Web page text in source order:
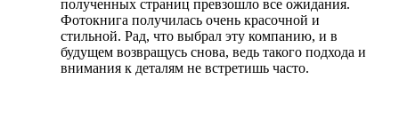
полученных страниц превзошло все ожидания.
Фотокнига получилась очень красочной и
стильной. Рад, что выбрал эту компанию, и в
будущем возвращусь снова, ведь такого подхода и
внимания к деталям не встретишь часто.